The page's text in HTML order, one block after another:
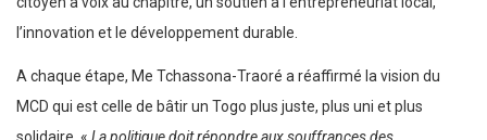
l’innovation et le développement durable.
A chaque étape, Me Tchassona-Traoré a réaffirmé la vision du
MCD qui est celle de bâtir un Togo plus juste, plus uni et plus